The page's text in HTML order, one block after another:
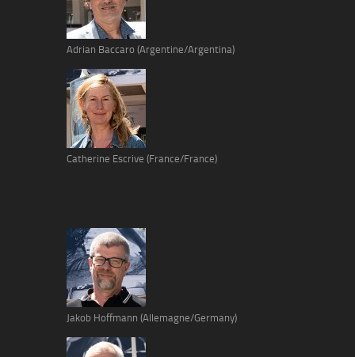
Adrian Baccaro (Argentine/Argentina)
Catherine Escrive (France/France)
Jakob Hoffmann (Allemagne/Germany)